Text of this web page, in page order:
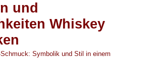
und
Whiskey